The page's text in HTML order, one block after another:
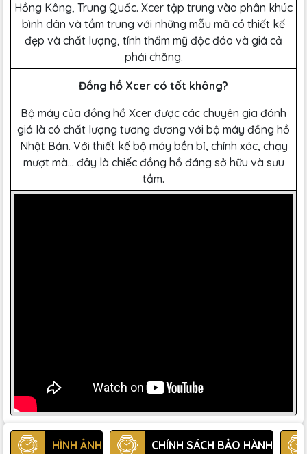
Hồng Kông, Trung Quốc. Xcer tập trung vào phân khúc
bình dân và tầm trung với những mẫu mã có thiết kế
đẹp và chất lượng, tính thẩm mỹ độc đáo và giá cả
phải chăng.
Đồng hồ Xcer có tốt không?
Bộ máy của đồng hồ Xcer được các chuyên gia đánh
giá là có chất lượng tương đương với bộ máy đồng hồ
Nhật Bản. Với thiết kế bộ máy bền bỉ, chính xác, chạy
mượt mà… đây là chiếc đồng hồ đáng sở hữu và sưu
tầm.
HÌNH ẢNH CHÍNH SÁCH BẢO HÀNH